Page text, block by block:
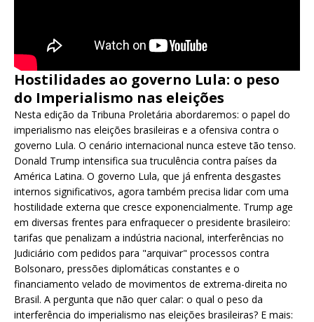
Hostilidades ao governo Lula: o peso
do Imperialismo nas eleições
Nesta edição da Tribuna Proletária abordaremos: o papel do
imperialismo nas eleições brasileiras e a ofensiva contra o
governo Lula. O cenário internacional nunca esteve tão tenso.
Donald Trump intensifica sua truculência contra países da
América Latina. O governo Lula, que já enfrenta desgastes
internos significativos, agora também precisa lidar com uma
hostilidade externa que cresce exponencialmente. Trump age
em diversas frentes para enfraquecer o presidente brasileiro:
tarifas que penalizam a indústria nacional, interferências no
Judiciário com pedidos para "arquivar" processos contra
Bolsonaro, pressões diplomáticas constantes e o
financiamento velado de movimentos de extrema-direita no
Brasil. A pergunta que não quer calar: o qual o peso da
interferência do imperialismo nas eleições brasileiras? E mais: